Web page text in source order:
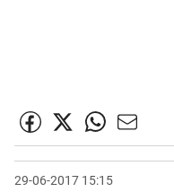
29-06-2017 15:15